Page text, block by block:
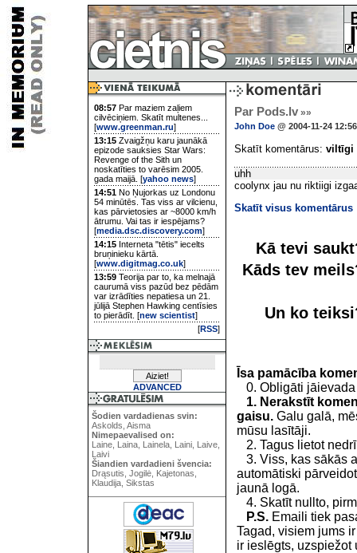
08:57 Par maziem zaļiem
cilvēciņiem. Skatīt multenes...
[www.greenman.ru]
13:15 Zvaigžņu karu jaunākā
epizode sauksies Star Wars:
Revenge of the Sith un
noskatīties to varēsim 2005.
gada maijā. [yahoo news]
14:51 No Ņujorkas uz Londonu
54 minūtēs. Tas viss ar vilcienu,
kas pārvietosies ar ~8000 km/h
ātrumu. Vai tas ir iespējams?
[media.dsc.discovery.com]
14:15 Interneta "tētis" iecelts
bruņinieku kārtā.
[www.digitmag.co.uk]
13:59 Teorija par to, ka melnajā
caurumā viss pazūd bez pēdām
var izrādīties nepatiesa un 21.
jūlijā Stephen Hawking centīsies
to pierādīt. [new scientist]
[RSS]
ADVANCED
Šodien vardadienas svin:
Askolds, Aisma
Nimepaevalised on:
Laine, Laina, Lainela, Laini, Laive,
Laivi
Šiandien vardadieni švencia:
Drąsutis, Jogilė, Kajetonas,
Klaudija, Sikstas
Par Pods.lv »»
John Doe @ 2004-11-24 12:56
Skatīt komentārus: viltīgi
uhh
coolynx jau nu riktiigi
Skatīt visus komentārus
Kā tevi
Kāds tev
Un ko
Īsa pamācība
0. Obligāti jāievada
1. Nerakstīt
gaisu. Galu galā,
mūsu lasītāji.
2. Tagus lietot
3. Viss, kas sākās
automātiski
jaunā logā.
4. Skatīt nullto,
P.S. Emaili tiek
Tagad, visiem jums
ir ieslēgts, uzspiežot